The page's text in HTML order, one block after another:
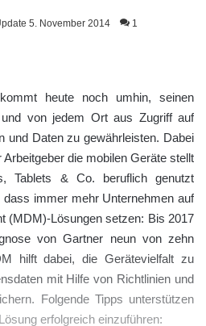
5. November 2014 1
heute noch umhin, seinen
von jedem Ort aus Zugriff auf
und Daten zu gewährleisten. Dabei
die mobilen Geräte stellt
Tablets & Co. beruflich genutzt
immer mehr Unternehmen auf
(MDM)-Lösungen setzen: Bis 2017
von Gartner neun von zehn
hilft dabei, die Gerätevielfalt zu
mit Hilfe von Richtlinien und
Folgende Tipps unterstützen
erfolgreich einzuführen: